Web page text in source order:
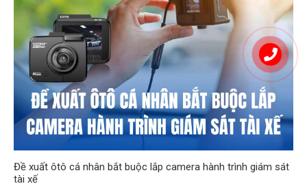
Đề xuất ôtô cá nhân bắt buộc lắp camera hành trình giám sát
tài xế